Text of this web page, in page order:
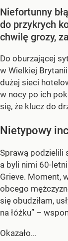
Niefortunny
do przykrych
chwilę grozy,
Do oburzającej
w Wielkiej
dużej sieci
w nocy po ich
się, że klucz do
Nietypowy
Sprawą podzielili
a byli nimi 60-
Grieve. Moment,
obcego
się obudziłam,
na łóżku” –
Okazało...